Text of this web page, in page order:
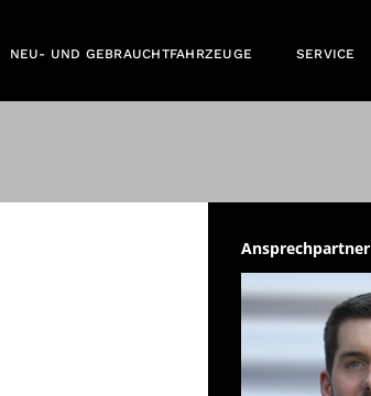
NEU- UND GEBRAUCHTFAHRZEUGE SERVICE
Ansprechpartner